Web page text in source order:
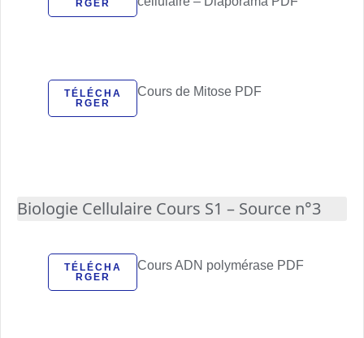
RGER
Cours de Mitose PDF
TÉLÉCHA
RGER
Biologie Cellulaire Cours S1 – Source n°3
Cours ADN polymérase PDF
TÉLÉCHA
RGER